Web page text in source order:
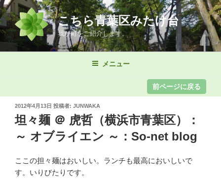
コ
ン
テ
ン
ツ
こちら青葉区みたけ台
我が町をご紹介します。
メニュー
投
稿
日:
2012年4月13日 投稿者: JUNWAKA
坦々麺 ＠ 虎哲（横浜市青葉区）：
～ オブライエン ～：So-net blog
ここの担々麺はおいしい。ランチも最高においしいで
す。いりびたりです。